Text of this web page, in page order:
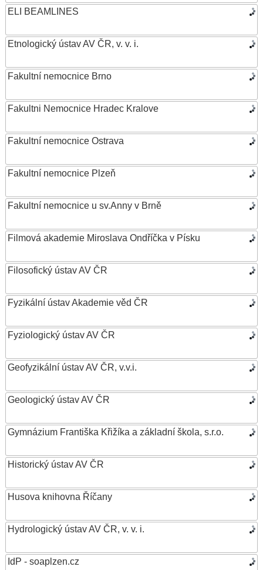
ELI BEAMLINES
Etnologický ústav AV ČR, v. v. i.
Fakultní nemocnice Brno
Fakultni Nemocnice Hradec Kralove
Fakultní nemocnice Ostrava
Fakultní nemocnice Plzeň
Fakultní nemocnice u sv.Anny v Brně
Filmová akademie Miroslava Ondříčka v Písku
Filosofický ústav AV ČR
Fyzikální ústav Akademie věd ČR
Fyziologický ústav AV ČR
Geofyzikální ústav AV ČR, v.v.i.
Geologický ústav AV ČR
Gymnázium Františka Křižíka a základní škola, s.r.o.
Historický ústav AV ČR
Husova knihovna Říčany
Hydrologický ústav AV ČR, v. v. i.
IdP - soaplzen.cz